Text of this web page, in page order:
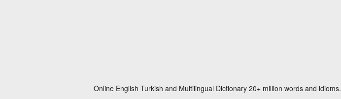
Online English Turkish and Multilingual Dictionary 20+ million words and idioms.